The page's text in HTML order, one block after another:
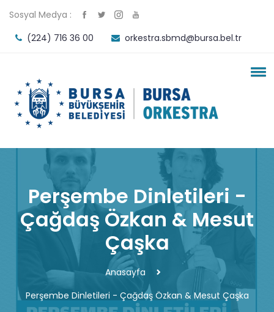
Sosyal Medya :
(224) 716 36 00
orkestra.sbmd@bursa.bel.tr
Perşembe Dinletileri -
Çağdaş Özkan & Mesut
Çaşka
Anasayfa
Perşembe Dinletileri - Çağdaş Özkan & Mesut Çaşka